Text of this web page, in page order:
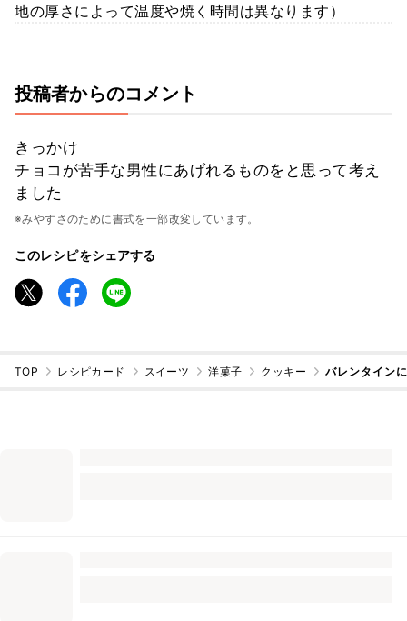
地の厚さによって温度や焼く時間は異なります）
投稿者からのコメント
きっかけ
チョコが苦手な男性にあげれるものをと思って考え
ました
※みやすさのために書式を一部改変しています。
このレシピをシェアする
TOP レシピカード スイーツ 洋菓子 クッキー バレンタイン